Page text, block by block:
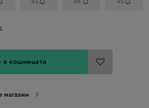
в кошницата
магазин